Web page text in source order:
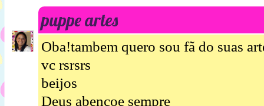
puppe artes
Oba!tambem quero sou fã do suas
vc rsrsrs
beijos
Deus abençoe sempre